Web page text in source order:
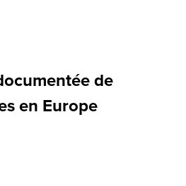
de
en Europe